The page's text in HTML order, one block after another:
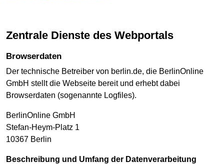
Zentrale Dienste des Webportals
Browserdaten
Der technische Betreiber von berlin.de, die BerlinOnline
GmbH stellt die Webseite bereit und erhebt dabei
Browserdaten (sogenannte Logfiles).
BerlinOnline GmbH
Stefan-Heym-Platz 1
10367 Berlin
Beschreibung und Umfang der Datenverarbeitung